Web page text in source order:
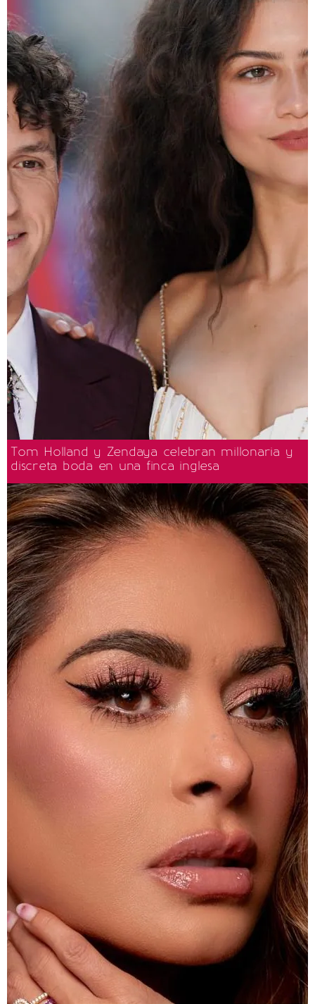
Tom Holland y Zendaya celebran millonaria y
discreta boda en una finca inglesa